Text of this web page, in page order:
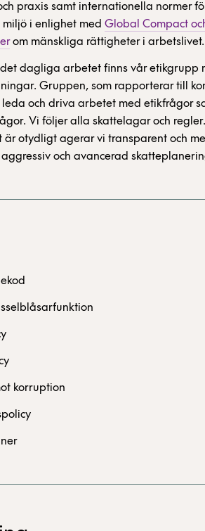
praxis samt internationella normer
i enlighet med Global Compact
om mänskliga rättigheter i arbetslivet.
dagliga arbetet finns vår etikgrupp
Gruppen, som rapporterar till
och driva arbetet med etikfrågor
Vi följer alla skattelagar och
är otydligt agerar vi transparent och
och avancerad
korruption